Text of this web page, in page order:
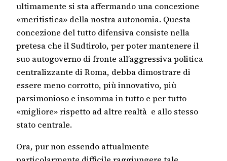
ultimamente si sta affermando una concezione
«meritistica» della nostra autonomia. Questa
concezione del tutto difensiva consiste nella
pretesa che il Sudtirolo, per poter mantenere il
suo autogoverno di fronte all’aggressiva politica
centralizzante di Roma, debba dimostrare di
essere meno corrotto, più innovativo, più
parsimonioso e insomma in tutto e per tutto
«migliore» rispetto ad altre realtà e allo stesso
stato centrale.
Ora, pur non essendo attualmente